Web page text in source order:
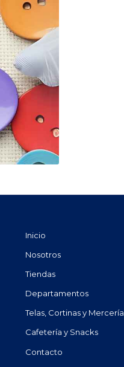
Inicio
Nosotros
Tiendas
Departamentos
Telas, Cortinas y Mercería
Cafetería y Snacks
Contacto